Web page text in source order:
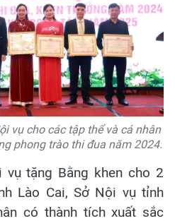
vụ cho các tập thể và cá nhân
phong trào thi đua năm 2024.
vụ tặng Bằng khen cho 2
Lào Cai, Sở Nội vụ tỉnh
có thành tích xuất sắc